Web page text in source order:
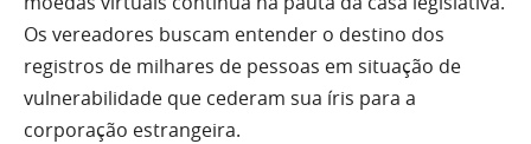
Os vereadores buscam entender o destino dos
registros de milhares de pessoas em situação de
vulnerabilidade que cederam sua íris para a
corporação estrangeira.